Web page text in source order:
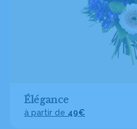
Élégance
à partir de 49€